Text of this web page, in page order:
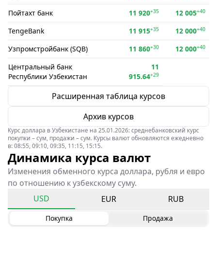
Пойтахт банк 11 920+35 12 005+40
TengeBank 11 915+35 12 000+40
Узпромстройбанк (SQB) 11 860+30 12 000+40
Центральный банк
Республики Узбекистан
11
915.64+29
Расширенная таблица курсов
Архив курсов
Курс доллара в Узбекистане на 25.01.2026: среднебанковский курс
покупки – сум, продажи – сум. Курсы валют обновляются ежедневно
в: 08:55, 09:10, 09:35, 11:15, 15:15.
Динамика курса валют
Изменения обменного курса доллара, рубля и евро
по отношению к узбекскому суму.
USD
EUR RUB
Покупка Продажа